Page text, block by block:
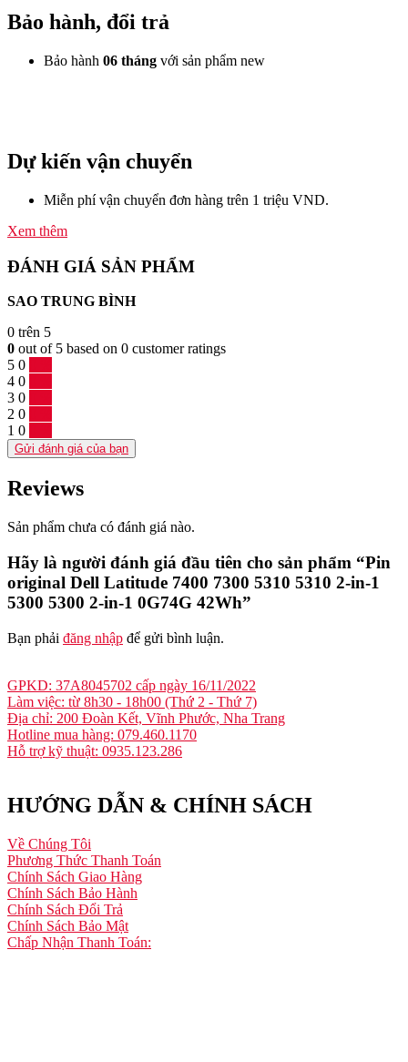
Bảo hành, đổi trả
Bảo hành 06 tháng với sản phẩm new
Dự kiến vận chuyển
Miễn phí vận chuyển đơn hàng trên 1 triệu VND.
Xem thêm
ĐÁNH GIÁ SẢN PHẨM
SAO TRUNG BÌNH
0 trên 5
0 out of 5 based on 0 customer ratings
5 0
4 0
3 0
2 0
1 0
Gửi đánh giá của bạn
Reviews
Sản phẩm chưa có đánh giá nào.
Hãy là người đánh giá đầu tiên cho sản phẩm “Pin
original Dell Latitude 7400 7300 5310 5310 2-in-1
5300 5300 2-in-1 0G74G 42Wh”
Bạn phải đăng nhập để gửi bình luận.
GPKD: 37A8045702 cấp ngày 16/11/2022
Làm việc: từ 8h30 - 18h00 (Thứ 2 - Thứ 7)
Địa chỉ: 200 Đoàn Kết, Vĩnh Phước, Nha Trang
Hotline mua hàng: 079.460.1170
Hỗ trợ kỹ thuật: 0935.123.286
HƯỚNG DẪN & CHÍNH SÁCH
Về Chúng Tôi
Phương Thức Thanh Toán
Chính Sách Giao Hàng
Chính Sách Bảo Hành
Chính Sách Đổi Trả
Chính Sách Bảo Mật
Chấp Nhận Thanh Toán: